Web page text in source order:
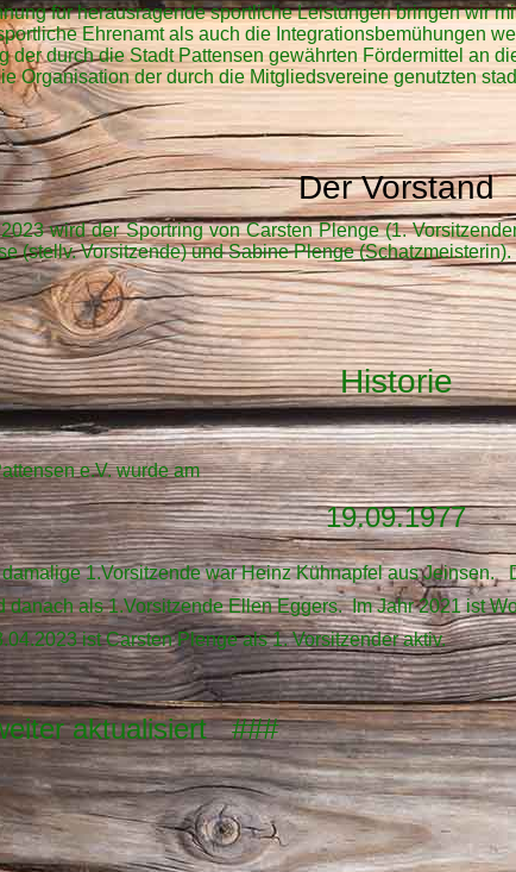
für herausragende sportliche Leistungen bringen wir
Ehrenamt als auch die Integrationsbemühungen
der durch die Stadt Pattensen gewährten Fördermittel an
Organisation der durch die Mitgliedsvereine genutzten
Der Vorstand
wird der Sportring von Carsten Plenge (1.
(stellv. Vorsitzende) und Sabine Plenge (Schatzmeisterin).
Historie
e.V. wurde am
19.09.1977
1.Vorsitzende war Heinz Kühnapfel aus Jeinsen.
danach als 1.Vorsitzende Ellen Eggers. Im Jahr 2021 ist
ist Carsten Plenge als 1. Vorsitzender aktiv.
aktualisiert ###